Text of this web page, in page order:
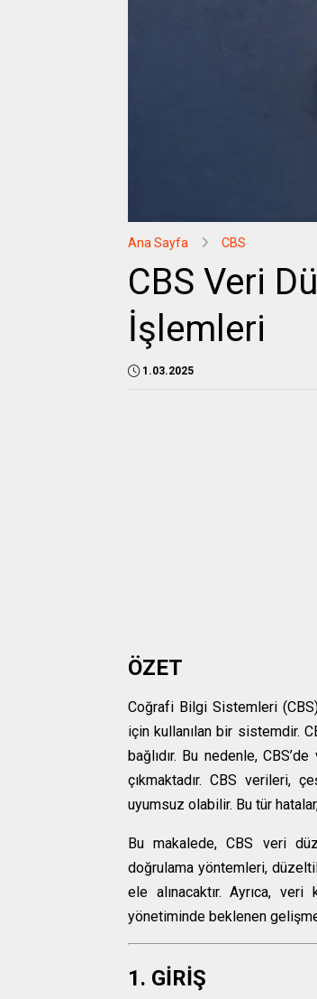
Ana Sayfa CBS
CBS Veri
İşlemleri
1.03.2025
ÖZET
Coğrafi Bilgi Sistemleri
için kullanılan bir sistemdir.
bağlıdır. Bu nedenle,
çıkmaktadır. CBS verileri,
uyumsuz olabilir. Bu tür
Bu makalede, CBS veri
doğrulama yöntemleri,
ele alınacaktır. Ayrıca,
yönetiminde beklenen
1. GİRİŞ